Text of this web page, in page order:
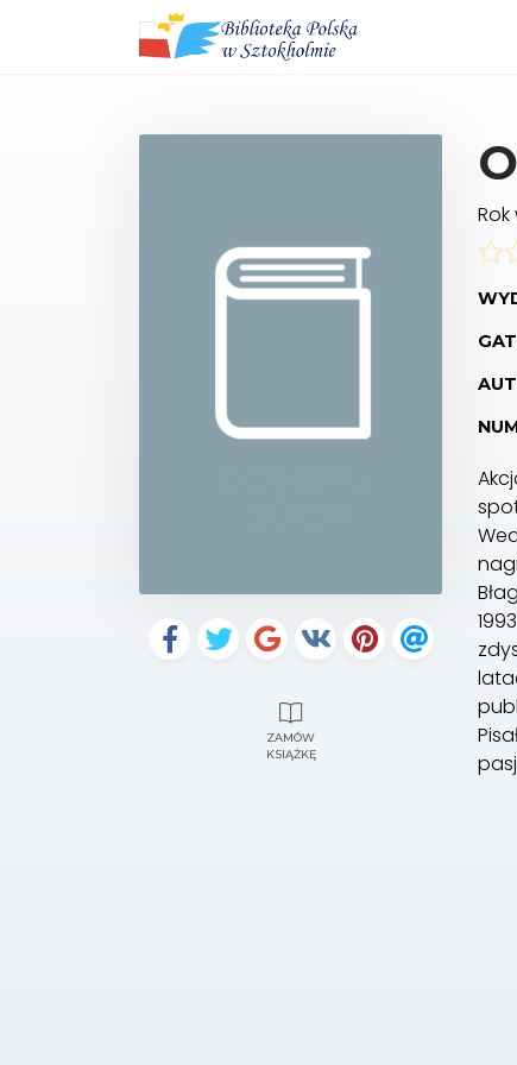
ZAMÓW
KSIĄŻKĘ